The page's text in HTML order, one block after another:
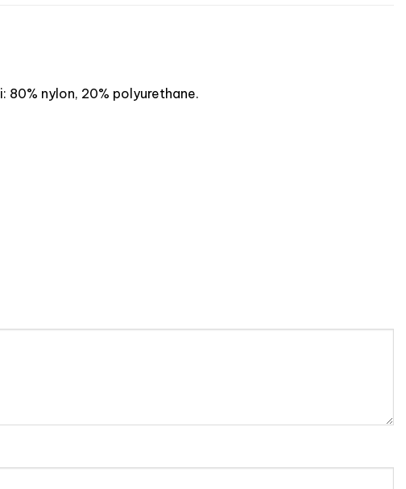
80% nylon, 20% polyurethane.